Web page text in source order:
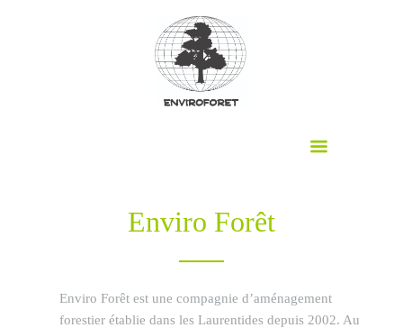
Enviro Forêt
Enviro Forêt est une compagnie d’aménagement
forestier établie dans les Laurentides depuis 2002. Au